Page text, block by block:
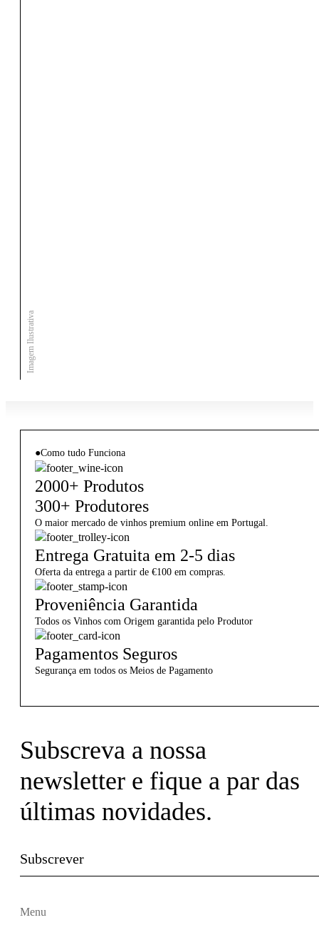
Imagem Ilustrativa
●Como tudo Funciona
2000+ Produtos
300+ Produtores
O maior mercado de vinhos premium online em Portugal.
Entrega Gratuita em 2-5 dias
Oferta da entrega a partir de €100 em compras.
Proveniência Garantida
Todos os Vinhos com Origem garantida pelo Produtor
Pagamentos Seguros
Segurança em todos os Meios de Pagamento
Subscreva a nossa
newsletter e fique a par das
últimas novidades.
Subscrever
Menu